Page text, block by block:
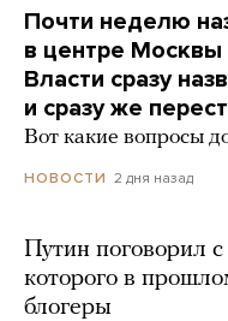
Почти неделю
в центре
Власти сразу
и сразу же
Вот какие вопросы
НОВОСТИ 2 дня назад
Путин поговорил
которого в
блогеры